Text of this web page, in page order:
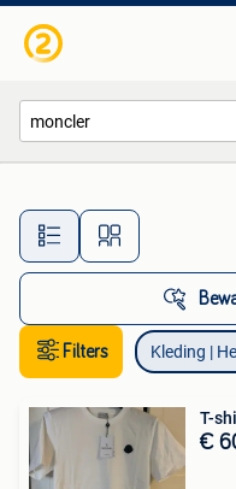
Alle
Filters Kleding |
T-
€